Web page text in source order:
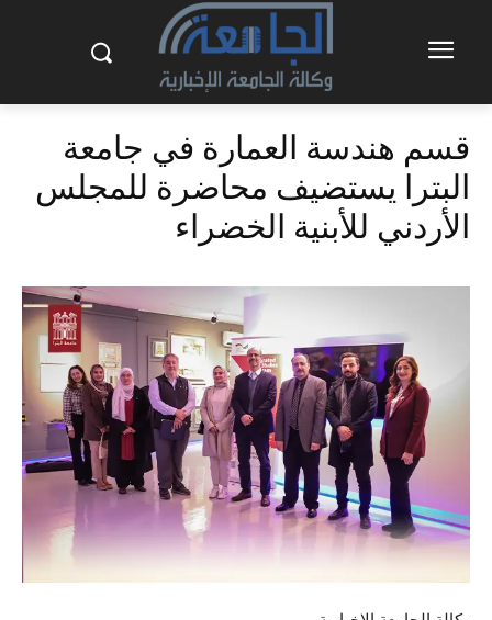
قسم هندسة العمارة في جامعة
البترا يستضيف محاضرة للمجلس
الأردني للأبنية الخضراء